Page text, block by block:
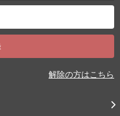
解除の方はこちら